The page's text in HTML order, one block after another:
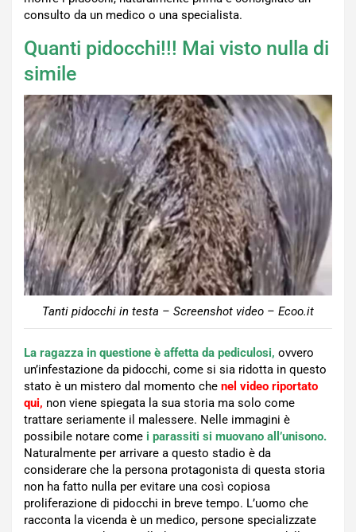
consulto da un medico o una specialista.
Quanti pidocchi!!! Mai visto nulla di
simile
Tanti pidocchi in testa – Screenshot video – Ecoo.it
La ragazza in questione è affetta da pediculosi, ovvero
un’infestazione da pidocchi, come si sia ridotta in questo
stato è un mistero dal momento che nel video riportato
qui, non viene spiegata la sua storia ma solo come
trattare seriamente il malessere. Nelle immagini è
possibile notare come i parassiti si muovano all’unisono.
Naturalmente per arrivare a questo stadio è da
considerare che la persona protagonista di questa storia
non ha fatto nulla per evitare una così copiosa
proliferazione di pidocchi in breve tempo. L’uomo che
racconta la vicenda è un medico, persone specializzate